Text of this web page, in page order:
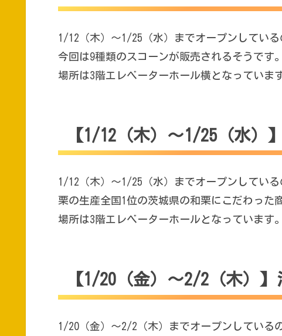
1/12（木）～1/25（水）までオープンしてい
今回は9種類のスコーンが販売されるそうです。
場所は3階エレベーターホール横となっています
【1/12（木）～1/25（水
1/12（木）～1/25（水）までオープンしてい
栗の生産全国1位の茨城県の和栗にこだわった
場所は3階エレベーターホールとなっています。
【1/20（金）～2/2（木）
1/20（金）～2/2（木）までオープンしている